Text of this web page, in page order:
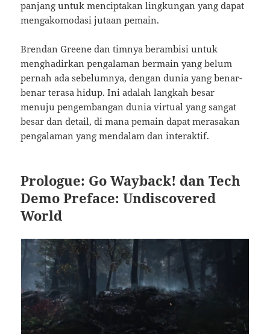
panjang untuk menciptakan lingkungan yang dapat
mengakomodasi jutaan pemain.
Brendan Greene dan timnya berambisi untuk
menghadirkan pengalaman bermain yang belum
pernah ada sebelumnya, dengan dunia yang benar-
benar terasa hidup. Ini adalah langkah besar
menuju pengembangan dunia virtual yang sangat
besar dan detail, di mana pemain dapat merasakan
pengalaman yang mendalam dan interaktif.
Prologue: Go Wayback! dan Tech
Demo Preface: Undiscovered
World